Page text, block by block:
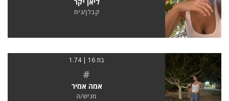
קבלן/נית
בת 16 | 1.74
#
אמה אמיר
מגיש/ה